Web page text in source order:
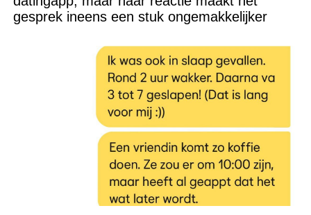
gesprek ineens een stuk ongemakkelijker